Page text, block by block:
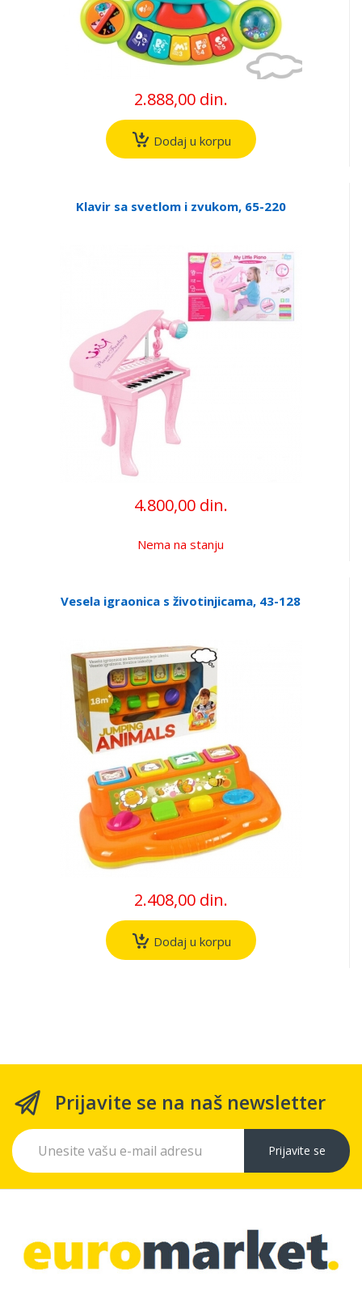
2.888,00 din.
Dodaj u korpu
Klavir sa svetlom i zvukom, 65-220
4.800,00 din.
Nema na stanju
Vesela igraonica s životinjicama, 43-128
2.408,00 din.
Dodaj u korpu
Prijavite se na naš newsletter
Prijavite se